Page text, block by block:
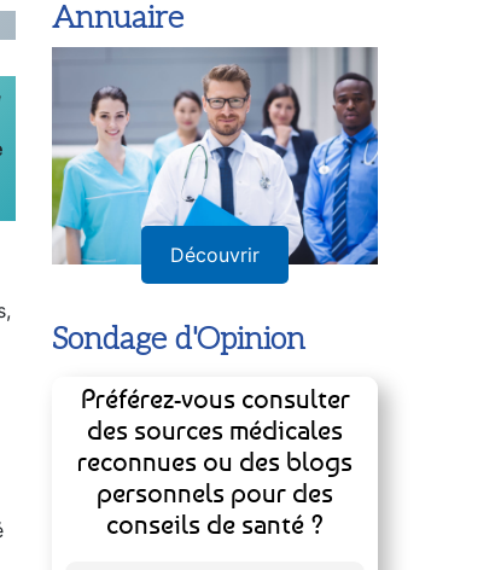
Annuaire
Découvrir
Sondage d'Opinion
Préférez-vous consulter
des sources médicales